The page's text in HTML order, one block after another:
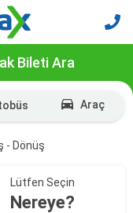
Bileti Ara
Araç
- Dönüş
Lütfen Seçin
Nereye?